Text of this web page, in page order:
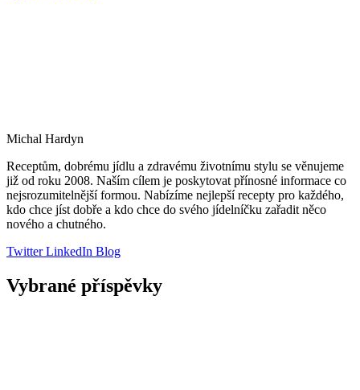
Michal Hardyn
Receptům, dobrému jídlu a zdravému životnímu stylu se věnujeme
již od roku 2008. Naším cílem je poskytovat přínosné informace co
nejsrozumitelnější formou. Nabízíme nejlepší recepty pro každého,
kdo chce jíst dobře a kdo chce do svého jídelníčku zařadit něco
nového a chutného.
TwitterLinkedIn Blog
Vybrané příspěvky